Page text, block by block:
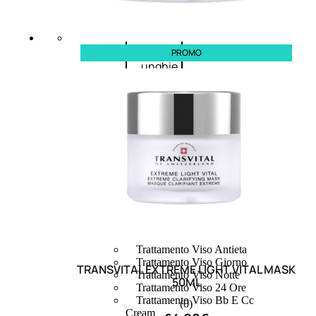
Trattamenti
unghie
Trattamento Viso Antieta
Trattamento Viso Giorno
Trattamento Viso Notte
Trattamento Viso 24 Ore
Trattamento Viso Bb E Cc
Cream
PROMO
TRANSVITAL EXTREME LIGHT VITAL MASK
50ML
(0)